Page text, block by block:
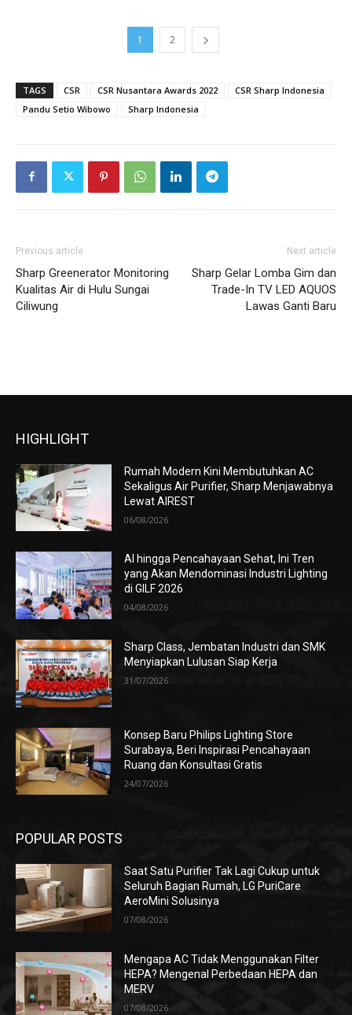
1 2
TAGS CSR CSR Nusantara Awards 2022
CSR Sharp Indonesia
Pandu Setio Wibowo
Sharp Indonesia
Previous article
Sharp Greenerator Monitoring
Kualitas Air di Hulu Sungai
Ciliwung
Next article
Sharp Gelar Lomba Gim dan
Trade-In TV LED AQUOS
Lawas Ganti Baru
HIGHLIGHT
Rumah Modern Kini Membutuhkan AC
Sekaligus Air Purifier, Sharp Menjawabnya
Lewat AIREST
06/08/2026
AI hingga Pencahayaan Sehat, Ini Tren
yang Akan Mendominasi Industri Lighting
di GILF 2026
04/08/2026
Sharp Class, Jembatan Industri dan SMK
Menyiapkan Lulusan Siap Kerja
31/07/2026
Konsep Baru Philips Lighting Store
Surabaya, Beri Inspirasi Pencahayaan
Ruang dan Konsultasi Gratis
24/07/2026
POPULAR POSTS
Saat Satu Purifier Tak Lagi Cukup untuk
Seluruh Bagian Rumah, LG PuriCare
AeroMini Solusinya
07/08/2026
Mengapa AC Tidak Menggunakan Filter
HEPA? Mengenal Perbedaan HEPA dan
MERV
07/08/2026